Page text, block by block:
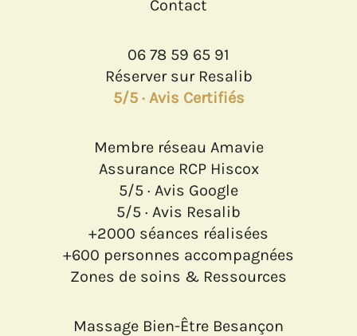
Contact
06 78 59 65 91
Réserver sur Resalib
5/5 · Avis Certifiés
Membre réseau Amavie
Assurance RCP Hiscox
5/5 · Avis Google
5/5 · Avis Resalib
+2000 séances réalisées
+600 personnes accompagnées
Zones de soins & Ressources
Massage Bien-Être Besançon